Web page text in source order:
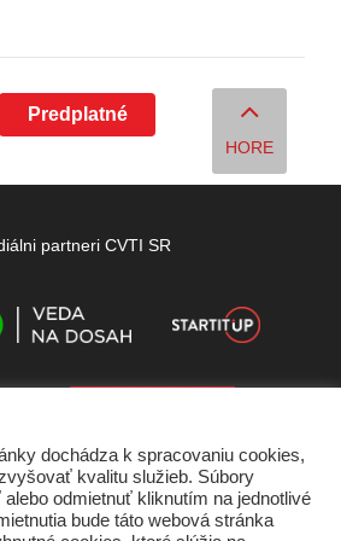
Predplatné
HORE
partneri CVTI SR
dochádza k spracovaniu cookies,
kvalitu služieb. Súbory
odmietnuť kliknutím na jednotlivé
bude táto webová stránka